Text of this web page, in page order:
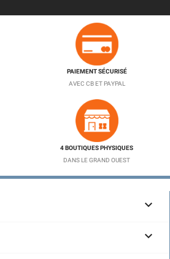
PAIEMENT SÉCURISÉ
AVEC CB ET PAYPAL
4 BOUTIQUES PHYSIQUES
DANS LE GRAND OUEST

